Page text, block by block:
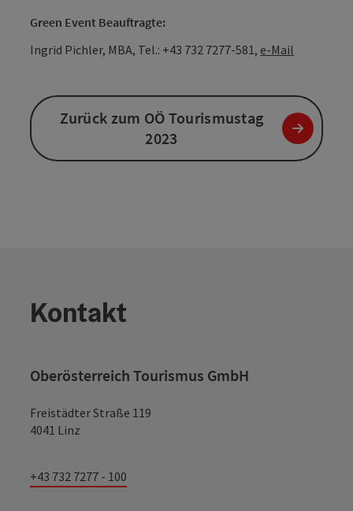
Green Event Beauftragte:
Ingrid Pichler, MBA, Tel.: +43 732 7277-581, e-Mail
Zurück zum OÖ Tourismustag
2023
Kontakt
Oberösterreich Tourismus GmbH
Freistädter Straße 119
4041 Linz
+43 732 7277 - 100